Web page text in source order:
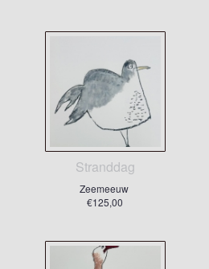
Stranddag
Zeemeeuw
€125,00